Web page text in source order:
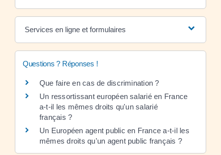
Services en ligne et formulaires
Questions ? Réponses !
Que faire en cas de discrimination ?
Un ressortissant européen salarié en France
a-t-il les mêmes droits qu'un salarié
français ?
Un Européen agent public en France a-t-il les
mêmes droits qu'un agent public français ?